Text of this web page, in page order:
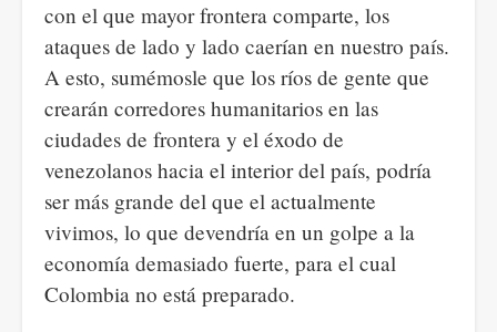
con el que mayor frontera comparte, los
ataques de lado y lado caerían en nuestro país.
A esto, sumémosle que los ríos de gente que
crearán corredores humanitarios en las
ciudades de frontera y el éxodo de
venezolanos hacia el interior del país, podría
ser más grande del que el actualmente
vivimos, lo que devendría en un golpe a la
economía demasiado fuerte, para el cual
Colombia no está preparado.